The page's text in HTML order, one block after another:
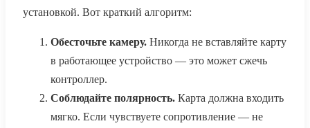
установкой. Вот краткий алгоритм:
Обесточьте камеру. Никогда не вставляйте карту
в работающее устройство — это может сжечь
контроллер.
Соблюдайте полярность. Карта должна входить
мягко. Если чувствуете сопротивление — не